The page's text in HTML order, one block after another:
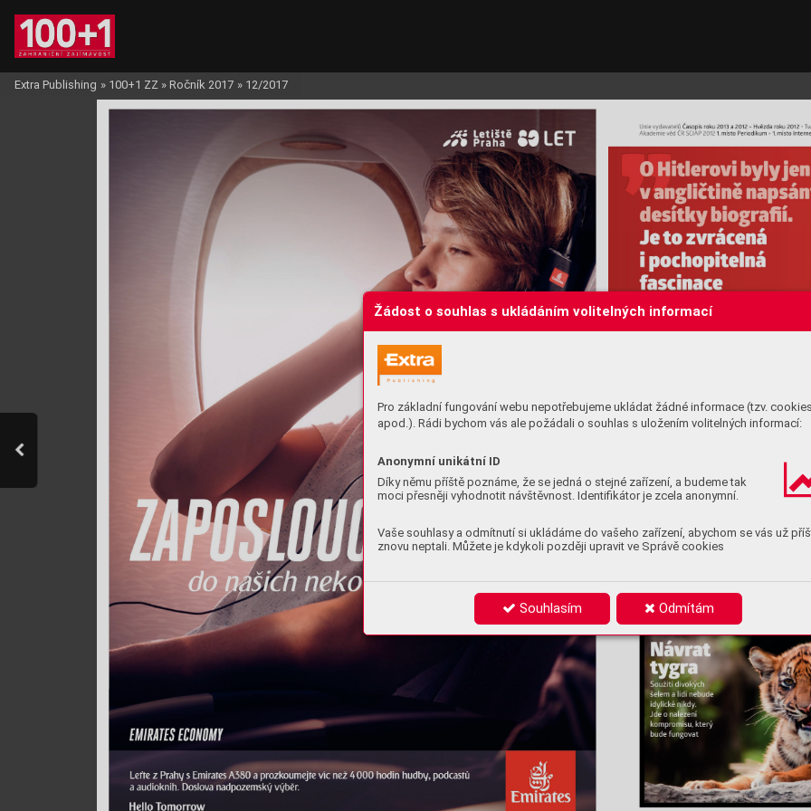
Žádost o souhlas s ukládáním volitelných informací
Pro základní fungování webu nepotřebujeme ukládat žádné informace (tzv.
apod.). Rádi bychom vás ale požádali o souhlas s uložením volitelných informací:
Anonymní unikátní ID
Díky němu příště poznáme, že se jedná o stejné zařízení, a budeme tak
moci přesněji vyhodnotit návštěvnost. Identifikátor je zcela anonymní.
Vaše souhlasy a odmítnutí si ukládáme do vašeho zařízení, abychom se vás už
znovu neptali. Můžete je kdykoli později upravit ve Správě cookies
Souhlasím Odmítám
Extra Publishing » 100+1 ZZ » Ročník 2017 » 12/2017